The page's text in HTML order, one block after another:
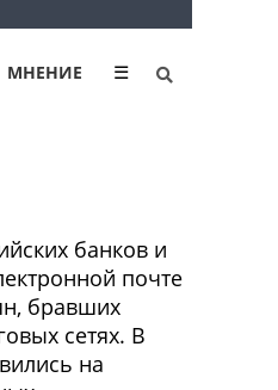
МНЕНИЕ ☰
банков и
почте
бравших
сетях. В
на